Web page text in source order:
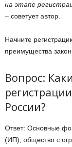
на этапе
– советует автор.
Начните
преимущества
Вопрос:
России?
Ответ: Основные
(ИП), общество с